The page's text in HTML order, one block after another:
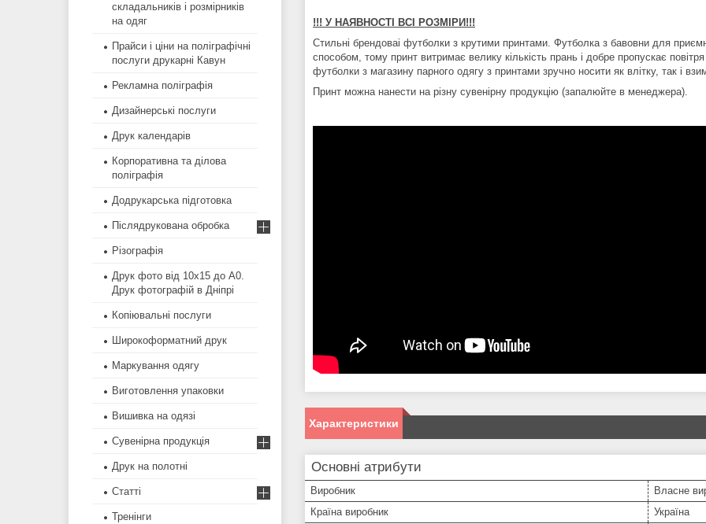
!!! У НАЯВНОСТІ ВСІ РОЗМІРИ!!!
Стильні брендоваі футболки з крутими принтами. Футболка з бавовни для
способом, тому принт витримає велику кількість прань і добре пропускає
футболки з магазину парного одягу з принтами зручно носити як влітку, так і
Принт можна нанести на різну сувенірну продукцію (запалюйте в менеджера).
Характеристики
Основні атрибути
Виробник
Власне
Країна виробник
Україна
складальників і розмірників
на одяг
Прайси і ціни на поліграфічні
послуги друкарні Кавун
Рекламна поліграфія
Дизайнерські послуги
Друк календарів
Корпоративна та ділова
поліграфія
Додрукарська підготовка
Післядрукована обробка
Різографія
Друк фото від 10х15 до А0.
Друк фотографій в Дніпрі
Копіювальні послуги
Широкоформатний друк
Маркування одягу
Виготовлення упаковки
Вишивка на одязі
Сувенірна продукція
Друк на полотні
Статті
Тренінги